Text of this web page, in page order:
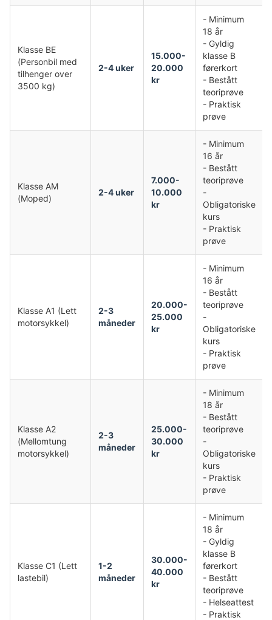
Klasse BE
(Personbil med
tilhenger over
3500 kg)
2-4 uker
15.000-
20.000
kr
- Minimum
18 år
- Gyldig
klasse B
førerkort
- Bestått
teoriprøve
- Praktisk
prøve
Klasse AM
(Moped)
2-4 uker
7.000-
10.000
kr
- Minimum
16 år
- Bestått
teoriprøve
-
Obligatoriske
kurs
- Praktisk
prøve
Klasse A1 (Lett
motorsykkel)
2-3
måneder
20.000-
25.000
kr
- Minimum
16 år
- Bestått
teoriprøve
-
Obligatoriske
kurs
- Praktisk
prøve
Klasse A2
(Mellomtung
motorsykkel)
2-3
måneder
25.000-
30.000
kr
- Minimum
18 år
- Bestått
teoriprøve
-
Obligatoriske
kurs
- Praktisk
prøve
Klasse C1 (Lett
lastebil)
1-2
måneder
30.000-
40.000
kr
- Minimum
18 år
- Gyldig
klasse B
førerkort
- Bestått
teoriprøve
- Helseattest
- Praktisk